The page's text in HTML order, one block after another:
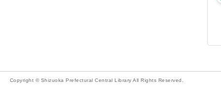
Copyright © Shizuoka Prefectural Central Library All Rights Reserved.